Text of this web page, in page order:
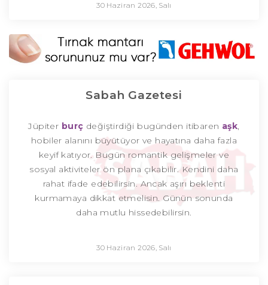
30 Haziran 2026, Salı
Sabah Gazetesi
Jüpiter burç değiştirdiği bugünden itibaren aşk,
hobiler alanını büyütüyor ve hayatına daha fazla
keyif katıyor. Bugün romantik gelişmeler ve
sosyal aktiviteler ön plana çıkabilir. Kendini daha
rahat ifade edebilirsin. Ancak aşırı beklenti
kurmamaya dikkat etmelisin. Günün sonunda
daha mutlu hissedebilirsin.
30 Haziran 2026, Salı